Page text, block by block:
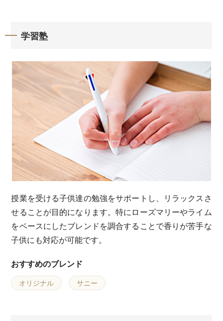
学習塾
授業を受ける子供達の勉強をサポートし、リラックスさ
せることが目的になります。特にローズマリーやライム
をベースにしたブレンドを調合することで香りが苦手な
子供にも対応が可能です。
おすすめのブレンド
オリジナル サニー